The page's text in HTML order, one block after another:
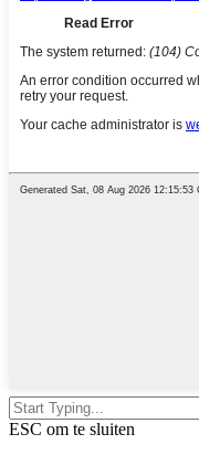
ESC om te sluiten